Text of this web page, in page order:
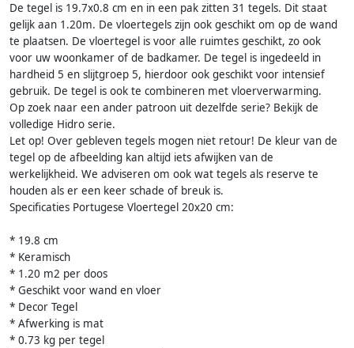
De tegel is 19.7x0.8 cm en in een pak zitten 31 tegels. Dit staat
gelijk aan 1.20m. De vloertegels zijn ook geschikt om op de wand
te plaatsen. De vloertegel is voor alle ruimtes geschikt, zo ook
voor uw woonkamer of de badkamer. De tegel is ingedeeld in
hardheid 5 en slijtgroep 5, hierdoor ook geschikt voor intensief
gebruik. De tegel is ook te combineren met vloerverwarming.
Op zoek naar een ander patroon uit dezelfde serie? Bekijk de
volledige Hidro serie.
Let op! Over gebleven tegels mogen niet retour! De kleur van de
tegel op de afbeelding kan altijd iets afwijken van de
werkelijkheid. We adviseren om ook wat tegels als reserve te
houden als er een keer schade of breuk is.
Specificaties Portugese Vloertegel 20x20 cm:
* 19.8 cm
* Keramisch
* 1.20 m2 per doos
* Geschikt voor wand en vloer
* Decor Tegel
* Afwerking is mat
* 0.73 kg per tegel